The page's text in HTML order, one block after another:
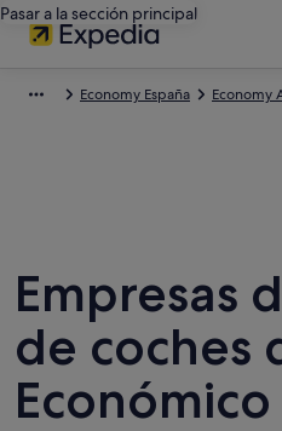
Pasar a la sección principal
Economy España Economy
Empresas
de coches